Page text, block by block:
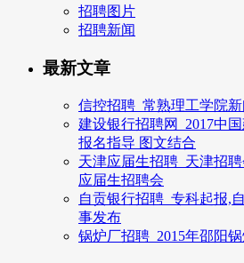
招聘图片
招聘新闻
最新文章
信控招聘_常熟理工学院新
建设银行招聘网_2017中
报名指导 图文结合
天津应届生招聘_天津招
应届生招聘会
自贡银行招聘_专科起报,
事发布
锅炉厂招聘_2015年邵阳